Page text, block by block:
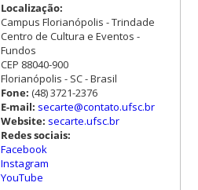
Localização:
Campus Florianópolis - Trindade
Centro de Cultura e Eventos -
Fundos
CEP 88040-900
Florianópolis - SC - Brasil
Fone: (48) 3721-2376
E-mail: secarte@contato.ufsc.br
Website: secarte.ufsc.br
Redes sociais:
Facebook
Instagram
YouTube